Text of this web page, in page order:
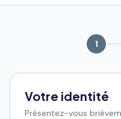
1
Votre identité
Présentez-vous